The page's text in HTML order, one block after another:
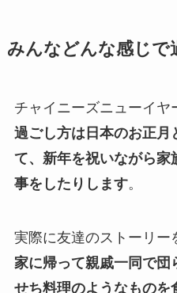
みんなどんな感じで
チャイニーズニューイヤ
過ごし方は日本のお正月
て、新年を祝いながら家
事をしたりします。
実際に友達のストーリー
家に帰って親戚一同で団
せち料理のようなものを